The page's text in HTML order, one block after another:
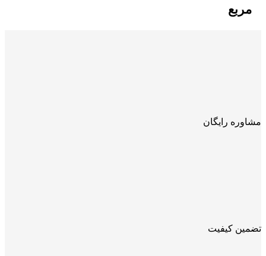
مربع
مشاوره رایگان
تضمین کیفیت